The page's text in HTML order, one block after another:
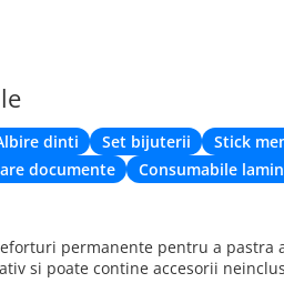
dinti Set bijuterii Stick
documente
Consumabile
permanente pentru a
si poate contine accesorii